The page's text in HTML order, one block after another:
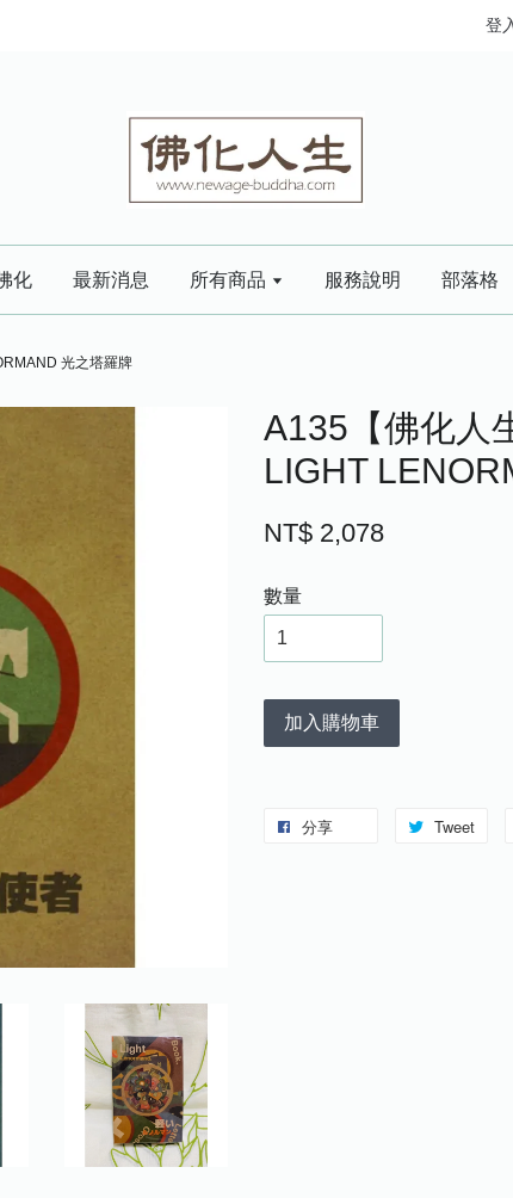
登
化 最新消息 所有商品 服務說明 部落格
光之塔羅牌
A135【佛化人
LIGHT
NT$ 2,078
數量
加入購物車
分享 Tweet